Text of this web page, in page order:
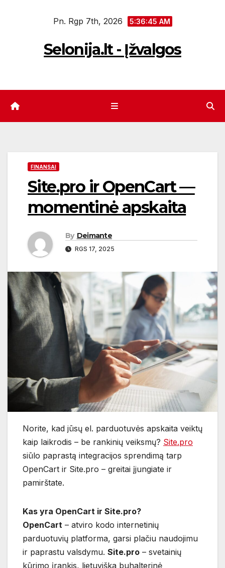
Pn. Rgp 7th, 2026 5:36:46 AM
Selonija.lt - Įžvalgos
FINANSAI
Site.pro ir OpenCart —
momentinė apskaita
By Deimante
RGS 17, 2025
Norite, kad jūsų el. parduotuvės apskaita veiktų
kaip laikrodis – be rankinių veiksmų? Site.pro
siūlo paprastą integracijos sprendimą tarp
OpenCart ir Site.pro – greitai įjungiate ir
pamirštate.
Kas yra OpenCart ir Site.pro?
OpenCart – atviro kodo internetinių
parduotuvių platforma, garsi plačiu naudojimu
ir paprastu valsdymu. Site.pro – svetainių
kūrimo įrankis, lietuviška buhalterinė